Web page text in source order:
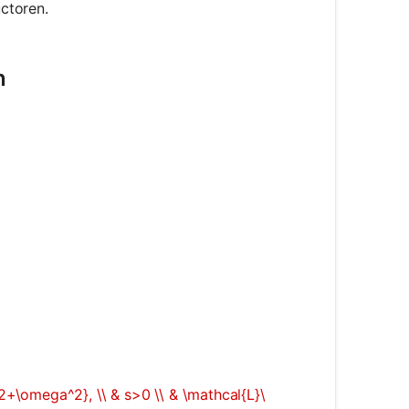
\\ & s>0 \\ & \mathcal{L}\